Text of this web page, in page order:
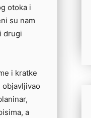
otoka i
su nam
drugi
i kratke
a